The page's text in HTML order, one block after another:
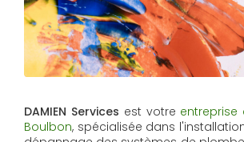
DAMIEN Services est votre
Boulbon, spécialisée dans